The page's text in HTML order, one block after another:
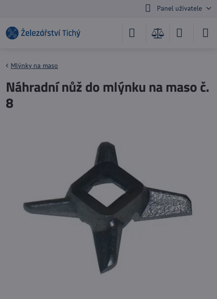
Panel uživatele
Mlýnky na maso
Náhradní nůž do mlýnku na maso č.
8